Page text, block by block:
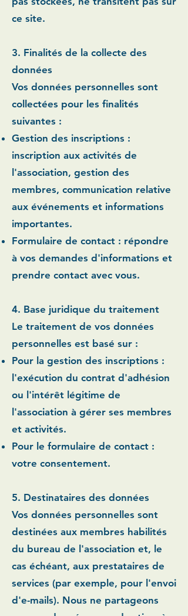
ce site.
3. Finalités de la collecte des
données
Vos données personnelles sont
collectées pour les finalités
suivantes :
Gestion des inscriptions :
inscription aux activités de
l'association, gestion des
membres, communication relative
aux événements et informations
importantes.
Formulaire de contact : répondre
à vos demandes d'informations et
prendre contact avec vous.
4. Base juridique du traitement
Le traitement de vos données
personnelles est basé sur :
Pour la gestion des inscriptions :
l'exécution du contrat d'adhésion
ou l'intérêt légitime de
l'association à gérer ses membres
et activités.
Pour le formulaire de contact :
votre consentement.
5. Destinataires des données
Vos données personnelles sont
destinées aux membres habilités
du bureau de l'association et, le
cas échéant, aux prestataires de
services (par exemple, pour l'envoi
d'e-mails). Nous ne partageons